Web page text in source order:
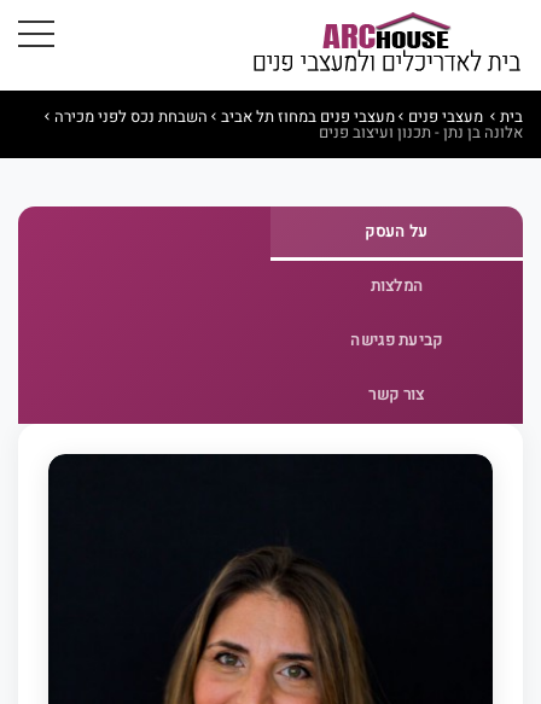
בית מעצבי פנים מעצבי פנים במחוז תל אביב השבחת נכס לפני מכירה
אלונה בן נתן - תכנון ועיצוב פנים
על העסק
המלצות
קביעת פגישה
צור קשר